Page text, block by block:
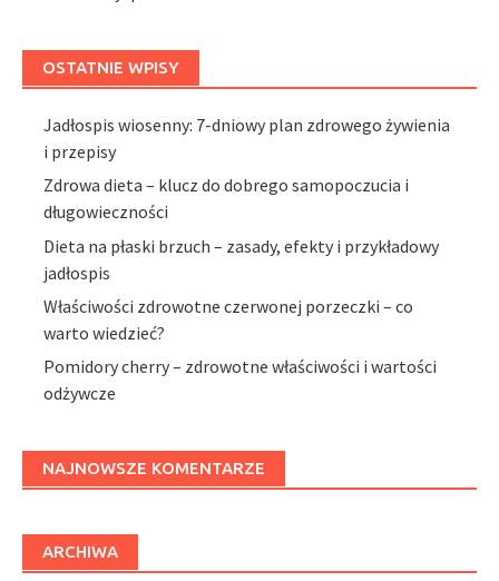
OSTATNIE WPISY
Jadłospis wiosenny: 7-dniowy plan zdrowego żywienia
i przepisy
Zdrowa dieta – klucz do dobrego samopoczucia i
długowieczności
Dieta na płaski brzuch – zasady, efekty i przykładowy
jadłospis
Właściwości zdrowotne czerwonej porzeczki – co
warto wiedzieć?
Pomidory cherry – zdrowotne właściwości i wartości
odżywcze
NAJNOWSZE KOMENTARZE
ARCHIWA